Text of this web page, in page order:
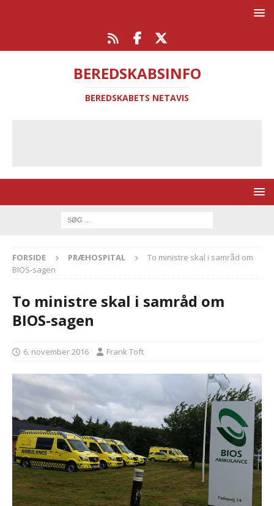
BEREDSKABSINFO
BEREDSKABETS NETAVIS
FORSIDE PRÆHOSPITAL
To ministre skal i samråd om
BIOS-sagen
To ministre skal i samråd om
BIOS-sagen
6. november 2016 Frank Toft